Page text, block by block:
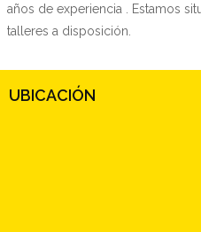
años de experiencia . Estamos
talleres a disposición.
UBICACIÓN